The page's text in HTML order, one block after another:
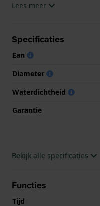
geleverd met 2 jaar
Lees meer
Specificaties
Ean
Diameter
Waterdichtheid
Garantie
Bekijk alle specificaties
Functies
Tijd